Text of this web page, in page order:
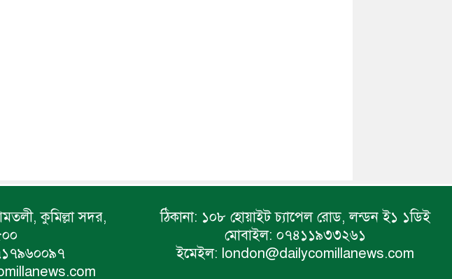
কুমিল্লা সদর,
ঠিকানা: ১০৮ হোয়াইট চ্যাপেল রোড, লন্ডন ই১ ১ডিই
মোবাইল: ০৭৪১১৯৩৩২৬১
ইমেইল: london@dailycomillanews.com